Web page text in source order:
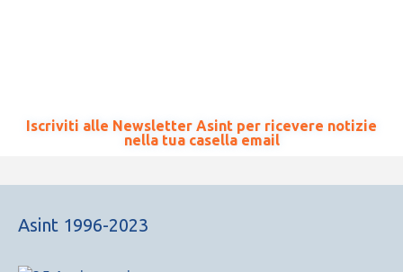
Iscriviti alle Newsletter Asint per ricevere notizie
nella tua casella email
Asint 1996-2023